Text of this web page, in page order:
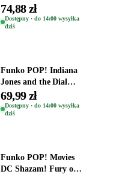
Figurki Roblox
Zwierzęta Tropical
Time
74,88 zł
Dostępny · do 14:00 wysyłka
dziś
Funko POP! Indiana
Jones and the Dial
Destiny Bobble-Head
Teddy Kumar 1388
69,99 zł
Dostępny · do 14:00 wysyłka
dziś
Funko POP! Movies
DC Shazam! Fury of